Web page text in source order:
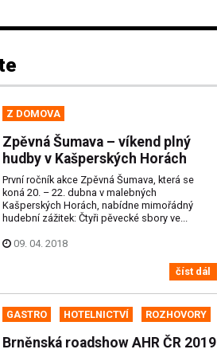
Z DOMOVA
Zpěvná Šumava – víkend plný
hudby v Kašperských Horách
První ročník akce Zpěvná Šumava, která se
koná 20. – 22. dubna v malebných
Kašperských Horách, nabídne mimořádný
hudební zážitek: Čtyři pěvecké sbory ve...
09. 04. 2018
číst dál
GASTRO HOTELNICTVÍ ROZHOVORY
Brněnská roadshow AHR ČR 2019